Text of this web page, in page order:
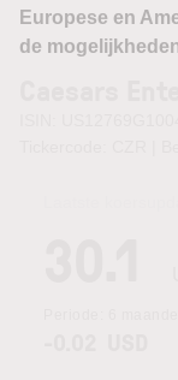
Europese en
de